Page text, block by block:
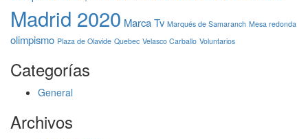
Madrid 2020 Marca Tv Marqués de Samaranch Mesa redonda
olimpismo Plaza de Olavide Quebec Velasco Carballo Voluntarios
Categorías
General
Archivos